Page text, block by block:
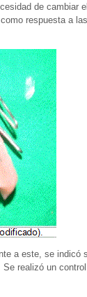
de cambiar
respuesta a
a este, se indicó
realizó un